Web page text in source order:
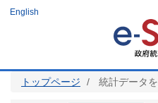
ツ
English
トップページ 統計データ